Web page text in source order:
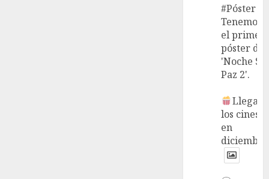
#Póster
Tenemos
el primer
póster de
'Noche
Paz 2'.
Llega a
los cines
en